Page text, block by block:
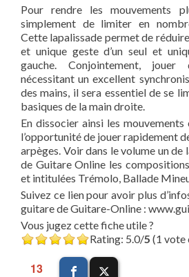
Pour rendre les mouvements
simplement de limiter en
Cette lapalissade permet de
et unique geste d’un seul et
gauche. Conjointement,
nécessitant un excellent
des mains, il sera essentiel de se
basiques de la main droite.
En dissocier ainsi les
l’opportunité de jouer rapidement
arpèges. Voir dans le volume un
de Guitare Online les
et intitulées Trémolo, Ballade
Suivez ce lien pour avoir plus
guitare de Guitare-Online :
Vous jugez cette fiche utile ?
Rating: 5.0/5 (1 vote
13